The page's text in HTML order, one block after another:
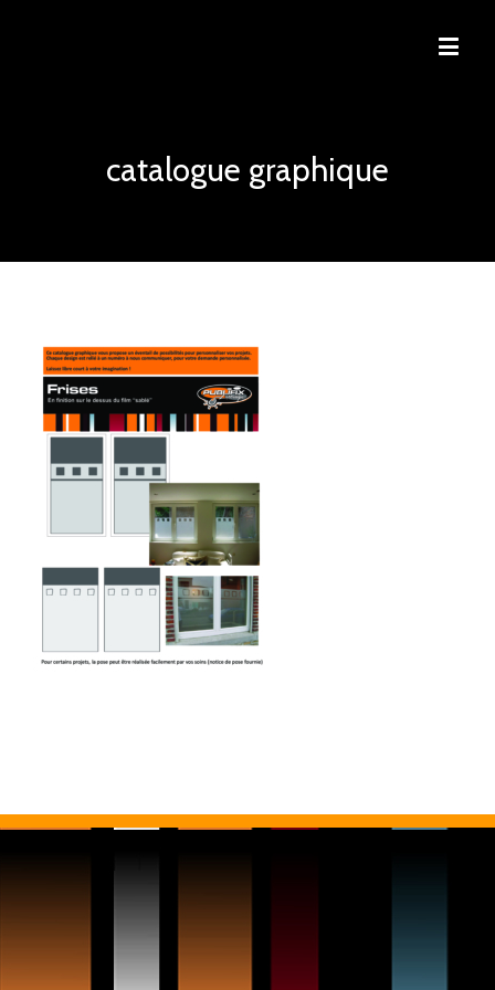
catalogue graphique